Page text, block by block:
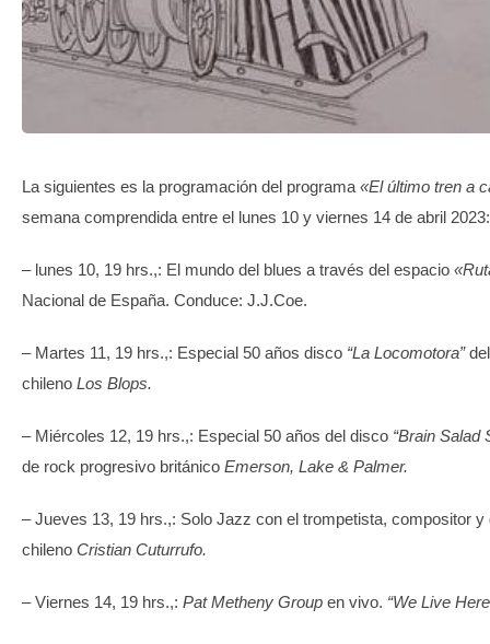
La siguientes es la programación del programa«El último tren a
semana comprendida entre el lunes 10 y viernes 14 de abril 2023:
– lunes 10, 19 hrs.,: El mundo del blues a través del espacio
Nacional de España. Conduce: J.J.Coe.
– Martes 11, 19 hrs.,: Especial 50 años disco “La Locomotora”
chileno Los Blops.
– Miércoles 12, 19 hrs.,: Especial 50 años del disco “Brain Salad
de rock progresivo británico Emerson, Lake & Palmer.
– Jueves 13, 19 hrs.,: Solo Jazz con el trompetista, compositor y
chileno Cristian Cuturrufo.
– Viernes 14, 19 hrs.,: Pat Metheny Group en vivo. “We Live